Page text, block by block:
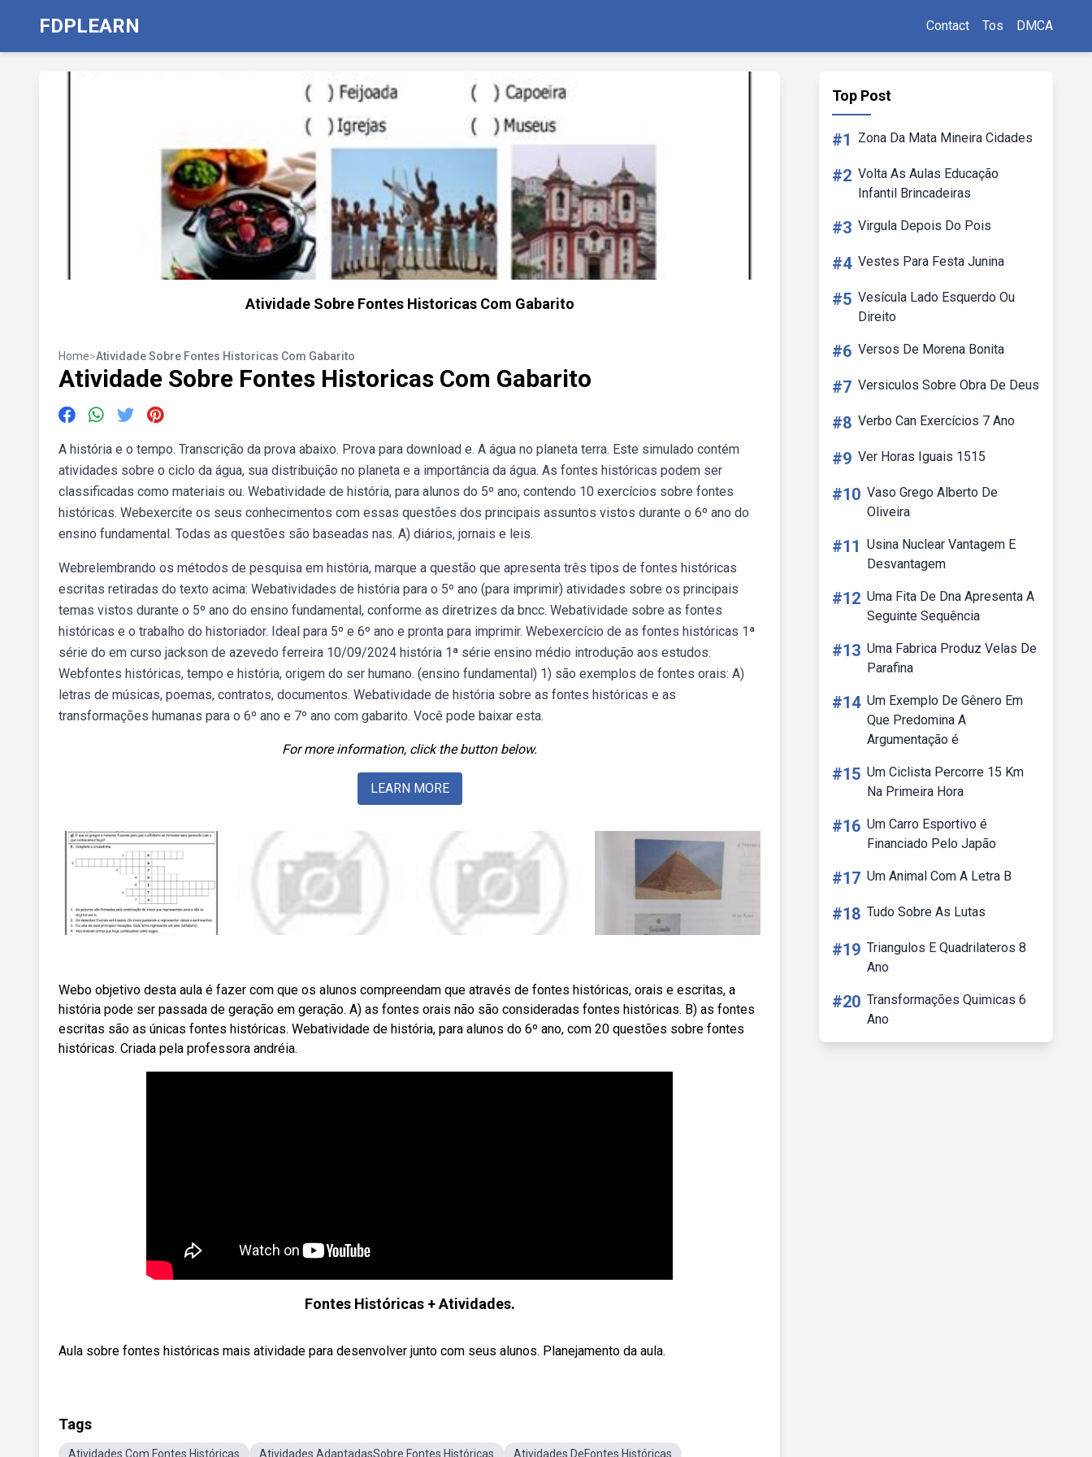
FDPLEARN Contact Tos DMCA
Atividade Sobre Fontes Historicas Com Gabarito
Home>Atividade Sobre Fontes Historicas Com Gabarito
Atividade Sobre Fontes Historicas Com Gabarito
A história e o tempo. Transcrição da prova abaixo. Prova para download e. A água no planeta terra. Este simulado contém
atividades sobre o ciclo da água, sua distribuição no planeta e a importância da água. As fontes históricas podem ser
classificadas como materiais ou. Webatividade de história, para alunos do 5º ano, contendo 10 exercícios sobre fontes
históricas. Webexercite os seus conhecimentos com essas questões dos principais assuntos vistos durante o 6º ano do
ensino fundamental. Todas as questões são baseadas nas. A) diários, jornais e leis.
Webrelembrando os métodos de pesquisa em história, marque a questão que apresenta três tipos de fontes históricas
escritas retiradas do texto acima: Webatividades de história para o 5º ano (para imprimir) atividades sobre os principais
temas vistos durante o 5º ano do ensino fundamental, conforme as diretrizes da bncc. Webatividade sobre as fontes
históricas e o trabalho do historiador. Ideal para 5º e 6º ano e pronta para imprimir. Webexercício de as fontes históricas 1ª
série do em curso jackson de azevedo ferreira 10/09/2024 história 1ª série ensino médio introdução aos estudos.
Webfontes históricas, tempo e história, origem do ser humano. (ensino fundamental) 1) são exemplos de fontes orais: A)
letras de músicas, poemas, contratos, documentos. Webatividade de história sobre as fontes históricas e as
transformações humanas para o 6º ano e 7º ano com gabarito. Você pode baixar esta.
For more information, click the button below.
LEARN MORE
Webo objetivo desta aula é fazer com que os alunos compreendam que através de fontes históricas, orais e escritas, a
história pode ser passada de geração em geração. A) as fontes orais não são consideradas fontes históricas. B) as fontes
escritas são as únicas fontes históricas. Webatividade de história, para alunos do 6º ano, com 20 questões sobre fontes
históricas. Criada pela professora andréia.
Fontes Históricas + Atividades.
Aula sobre fontes históricas mais atividade para desenvolver junto com seus alunos. Planejamento da aula.
Tags
Atividades Com Fontes Históricas Atividades AdaptadasSobre Fontes Históricas
Atividades DeFontes Históricas
Top Post
#1 Zona Da Mata Mineira Cidades
#2 Volta As Aulas Educação
Infantil Brincadeiras
#3 Virgula Depois Do Pois
#4 Vestes Para Festa Junina
#5 Vesícula Lado Esquerdo Ou
Direito
#6 Versos De Morena Bonita
#7 Versiculos Sobre Obra De Deus
#8 Verbo Can Exercícios 7 Ano
#9 Ver Horas Iguais 1515
#10 Vaso Grego Alberto De
Oliveira
#11 Usina Nuclear Vantagem E
Desvantagem
#12 Uma Fita De Dna Apresenta A
Seguinte Sequência
#13 Uma Fabrica Produz Velas De
Parafina
#14 Um Exemplo De Gênero Em
Que Predomina A
Argumentação é
#15 Um Ciclista Percorre 15 Km
Na Primeira Hora
#16 Um Carro Esportivo é
Financiado Pelo Japão
#17 Um Animal Com A Letra B
#18 Tudo Sobre As Lutas
#19 Triangulos E Quadrilateros 8
Ano
#20 Transformações Quimicas 6
Ano